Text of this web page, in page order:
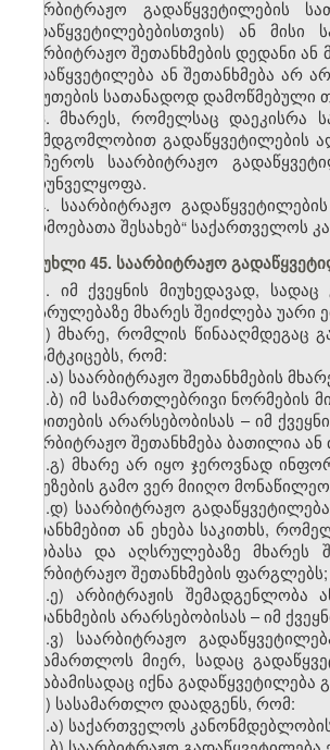
საარბიტრაჟო
გადაწყვეტილებებისთვის) ან
საარბიტრაჟო შეთანხმების დედანი
გადაწყვეტილება ან შეთანხმება
საბუთების სათანადოდ დამოწმებული
3. მხარეს, რომელსაც დაეკისრა
შუამდგომლობით გადაწყვეტილების
შეაჩეროს საარბიტრაჟო
უზრუნველყოფა.
4. საარბიტრაჟო
წარმოებათა შესახებ“ საქართველოს
მუხლი 45. საარბიტრაჟო
1. იმ ქვეყნის მიუხედავად,
აღსრულებაზე მხარეს შეიძლება უარი
ა) მხარე, რომლის წინააღმდეგაც
დაამტკიცებს, რომ:
ა.ა) საარბიტრაჟო შეთანხმების
ა.ბ) იმ სამართლებრივი ნორმების
მითითების არარსებობისას – იმ
საარბიტრაჟო შეთანხმება ბათილია
ა.გ) მხარე არ იყო ჯეროვნად
მიზეზების გამო ვერ მიიღო
ა.დ) საარბიტრაჟო
შეთანხმებით ან ეხება საკითხს,
ცნობასა და აღსრულებაზე
საარბიტრაჟო შეთანხმების ფარგლებს;
ა.ე) არბიტრაჟის
შეთანხმების არარსებობისას – იმ
ა.ვ) საარბიტრაჟო
სასამართლოს მიერ, სადაც
შესაბამისადაც იქნა
ბ) სასამართლო დაადგენს, რომ:
ბ.ა) საქართველოს